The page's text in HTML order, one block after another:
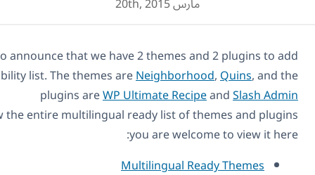
Today we are happy to announce that we have 2 themes
to our compatibility list. The themes are
plugins areWP Ultimate
If you want to review the entire multilingual ready list of
you are
Multilingual